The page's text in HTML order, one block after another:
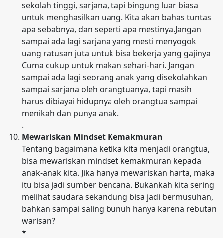
sekolah tinggi, sarjana, tapi bingung luar biasa
untuk menghasilkan uang. Kita akan bahas tuntas
apa sebabnya, dan seperti apa mestinya.Jangan
sampai ada lagi sarjana yang mesti menyogok
uang ratusan juta untuk bisa bekerja yang gajinya
Cuma cukup untuk makan sehari-hari. Jangan
sampai ada lagi seorang anak yang disekolahkan
sampai sarjana oleh orangtuanya, tapi masih
harus dibiayai hidupnya oleh orangtua sampai
menikah dan punya anak.
.
Mewariskan Mindset Kemakmuran
Tentang bagaimana ketika kita menjadi orangtua,
bisa mewariskan mindset kemakmuran kepada
anak-anak kita. Jika hanya mewariskan harta, maka
itu bisa jadi sumber bencana. Bukankah kita sering
melihat saudara sekandung bisa jadi bermusuhan,
bahkan sampai saling bunuh hanya karena rebutan
warisan?
*